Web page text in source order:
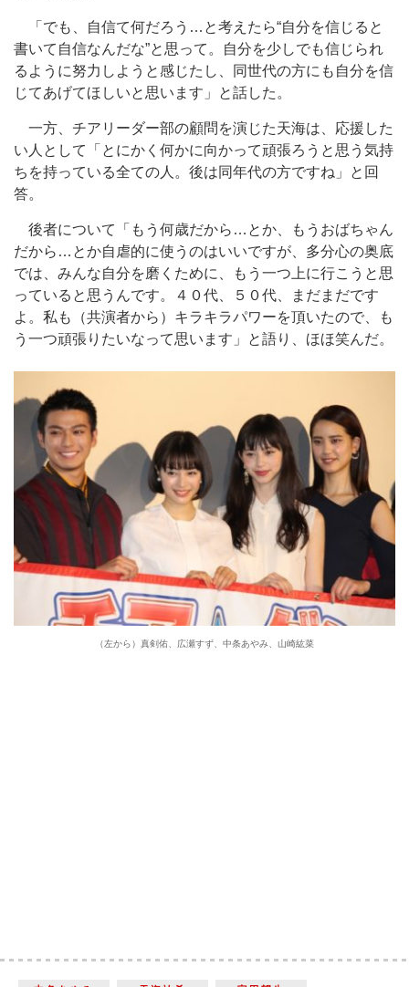
「でも、自信て何だろう…と考えたら“自分を信じると
書いて自信なんだな”と思って。自分を少しでも信じられ
るように努力しようと感じたし、同世代の方にも自分を信
じてあげてほしいと思います」と話した。
一方、チアリーダー部の顧問を演じた天海は、応援した
い人として「とにかく何かに向かって頑張ろうと思う気持
ちを持っている全ての人。後は同年代の方ですね」と回
答。
後者について「もう何歳だから…とか、もうおばちゃん
だから…とか自虐的に使うのはいいですが、多分心の奥底
では、みんな自分を磨くために、もう一つ上に行こうと思
っていると思うんです。４０代、５０代、まだまだです
よ。私も（共演者から）キラキラパワーを頂いたので、も
う一つ頑張りたいなって思います」と語り、ほほ笑んだ。
（左から）真剣佑、広瀬すず、中条あやみ、山崎紘菜